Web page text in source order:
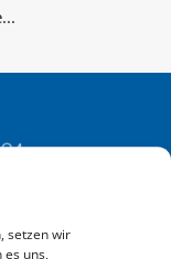
setzen wir
uns,